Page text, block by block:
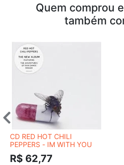
Quem comprou
também
CD RED HOT CHILI
PEPPERS - IM WITH YOU
R$ 62,77